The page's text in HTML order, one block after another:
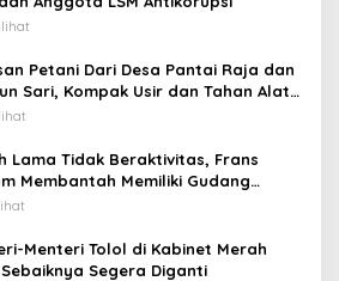
Petani Dari Desa Pantai Raja dan
Sari, Kompak Usir dan Tahan Alat
Hanafi Cs.
Lama Tidak Beraktivitas, Frans
Membantah Memiliki Gudang
BBM
Menteri Tolol di Kabinet Merah
Segera Diganti